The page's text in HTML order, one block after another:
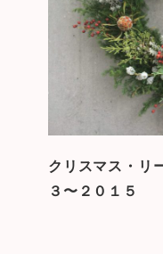
クリスマス・リ
３〜２０１５